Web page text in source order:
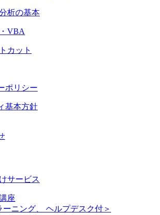
析の基本
VBA
カット
ポリシー
基本方針
サービス
座
ーニング、 ヘルプデスク付＞